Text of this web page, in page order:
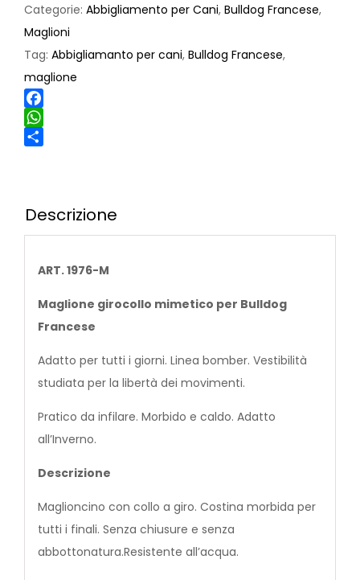
Categorie: Abbigliamento per Cani, Bulldog Francese,
Maglioni
Tag: Abbigliamanto per cani, Bulldog Francese,
maglione
Facebook
WhatsApp
Descrizione
ART. 1976-M
Maglione girocollo mimetico per Bulldog
Francese
Adatto per tutti i giorni. Linea bomber. Vestibilità
studiata per la libertà dei movimenti.
Pratico da infilare. Morbido e caldo. Adatto
all’Inverno.
Descrizione
Maglioncino con collo a giro. Costina morbida per
tutti i finali. Senza chiusure e senza
abbottonatura.Resistente all’acqua.